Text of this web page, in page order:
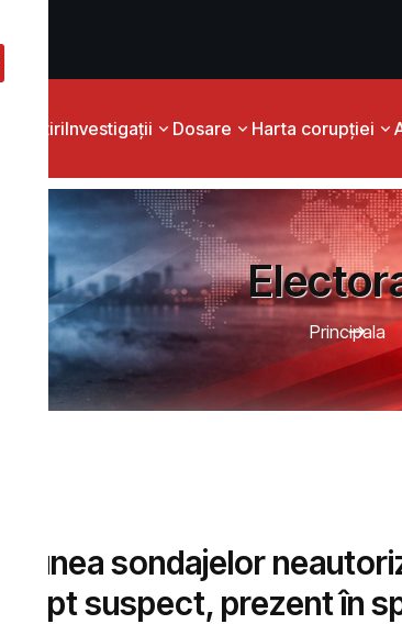
ȘtiriInvestigații Dosare Harta corupției
Principala
sondajelor
suspect, prezent în